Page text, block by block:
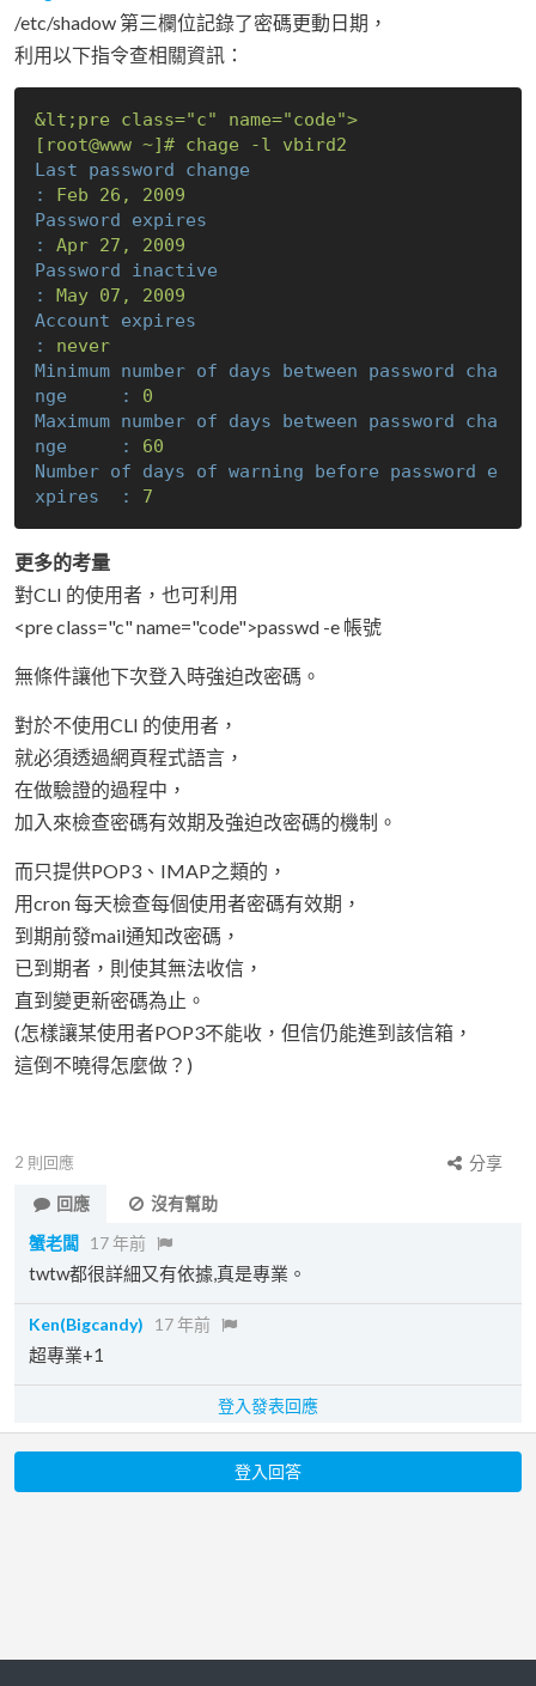
/etc/shadow 第三欄位記錄了密碼更動日期，
利用以下指令查相關資訊：
&lt;pre class="c"
name="code">
[root@www ~]# chage -l
vbird2
Last password change
:
Feb 26 ,
2009
Password expires
:
Apr 27 ,
2009
Password inactive
:
May 07 ,
2009
Account expires
:
never
Minimum number of days between password cha
nge     :
0
Maximum number of days between password cha
nge     :
60
Number of days of warning before password e
xpires  :
7
更多的考量
對CLI 的使用者，也可利用
<pre class="c" name="code">passwd -e 帳號
無條件讓他下次登入時強迫改密碼。
對於不使用CLI 的使用者，
就必須透過網頁程式語言，
在做驗證的過程中，
加入來檢查密碼有效期及強迫改密碼的機制。
而只提供POP3、IMAP之類的，
用cron 每天檢查每個使用者密碼有效期，
到期前發mail通知改密碼，
已到期者，則使其無法收信，
直到變更新密碼為止。
(怎樣讓某使用者POP3不能收，但信仍能進到該信箱，
這倒不曉得怎麼做？)
2 則回應
分享
回應
沒有幫助
蟹老闆
17 年前
twtw都很詳細又有依據,真是專業。
Ken(Bigcandy) 17 年前
超專業+1
登入發表回應
登入回答